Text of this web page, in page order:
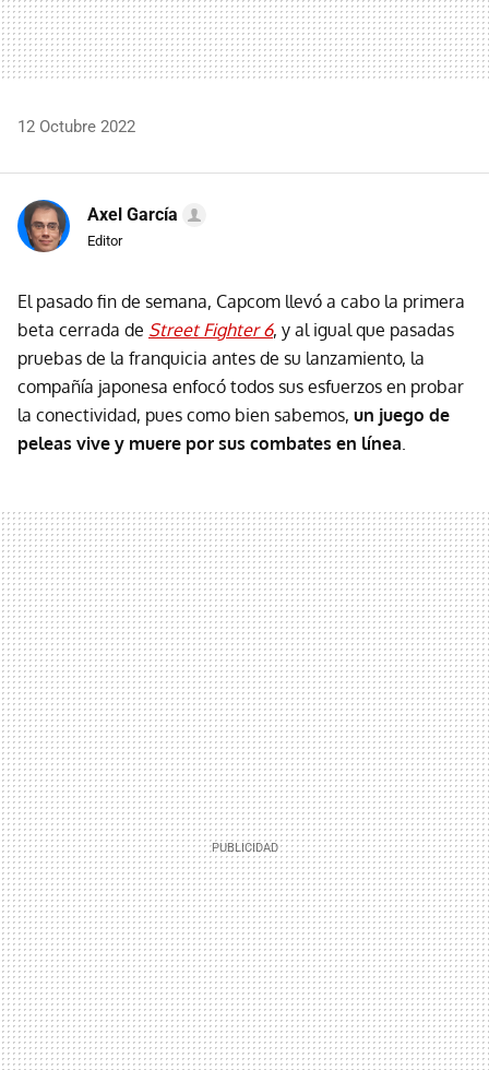
12 Octubre 2022
Axel García
Editor
El pasado fin de semana, Capcom llevó a cabo la primera
beta cerrada de Street Fighter 6, y al igual que pasadas
pruebas de la franquicia antes de su lanzamiento, la
compañía japonesa enfocó todos sus esfuerzos en probar
la conectividad, pues como bien sabemos, un juego de
peleas vive y muere por sus combates en línea